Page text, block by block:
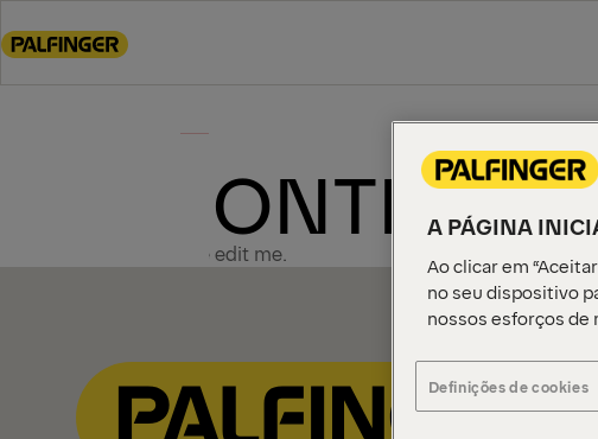
to
CONTENT
Please edit me.
A PÁGINA
Ao clicar em
no seu dispositivo
nossos esforços de
Definições de cookies